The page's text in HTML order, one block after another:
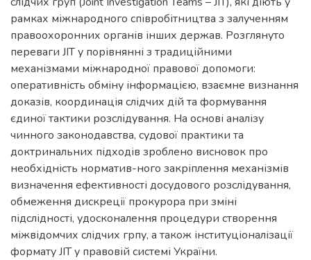
рамках міжнародного співробітництва з залученням
правоохоронних органів інших держав. Розглянуто
переваги JIT у порівнянні з традиційними
механізмами міжнародної правової допомоги:
оперативність обміну інформацією, взаємне визнання
доказів, координація слідчих дій та формування
єдиної тактики розслідування. На основі аналізу
чинного законодавства, судової практики та
доктринальних підходів зроблено висновок про
необхідність норматив-ного закріплення механізмів
визначення ефективності досудового розслідування,
обмеження дискреції прокурора при зміні
підслідності, удосконалення процедури створення
міжвідомчих слідчих грпу, а також інституціоналізації
формату JIT у правовій системі України.